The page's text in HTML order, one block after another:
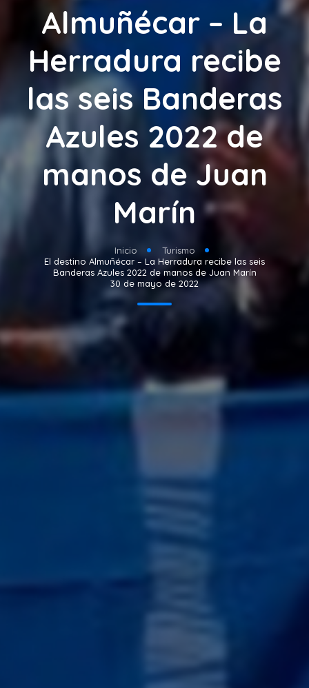
Almuñécar – La
Herradura recibe
las seis Banderas
Azules 2022 de
manos de Juan
Marín
Inicio
Turismo
El destino Almuñécar – La Herradura recibe las seis
Banderas Azules 2022 de manos de Juan Marín
30 de mayo de 2022